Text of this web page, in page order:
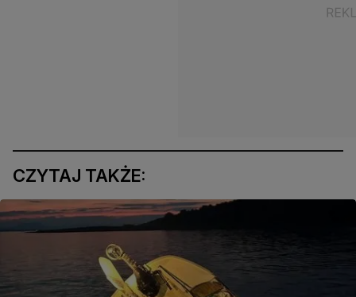
CZYTAJ TAKŻE: